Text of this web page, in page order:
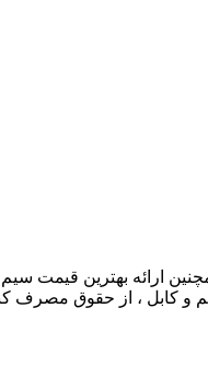
سال گذشته توانسته است با حذف واسطه ها و
و کابل ، از حقوق مصرف